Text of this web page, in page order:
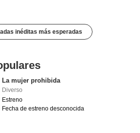
inéditas más esperadas
La mujer prohibida
Diverso
Estreno
Fecha de estreno desconocida